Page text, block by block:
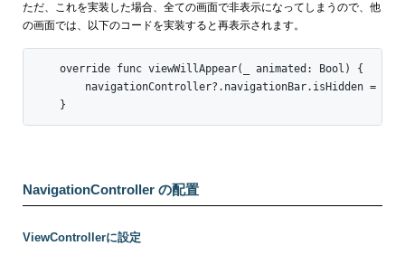
ただ、これを実装した場合、全ての画面で非表示になってしまうので、他
の画面では、以下のコードを実装すると再表示されます。
    override func viewWillAppear(_ animated: Bool) {
navigationController?.navigationBar.isHidden =
    }
NavigationController の配置
ViewControllerに設定